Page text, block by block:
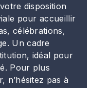
disposition
pour accueillir
célébrations,
Un cadre
idéal pour
Pour plus
n’hésitez pas à